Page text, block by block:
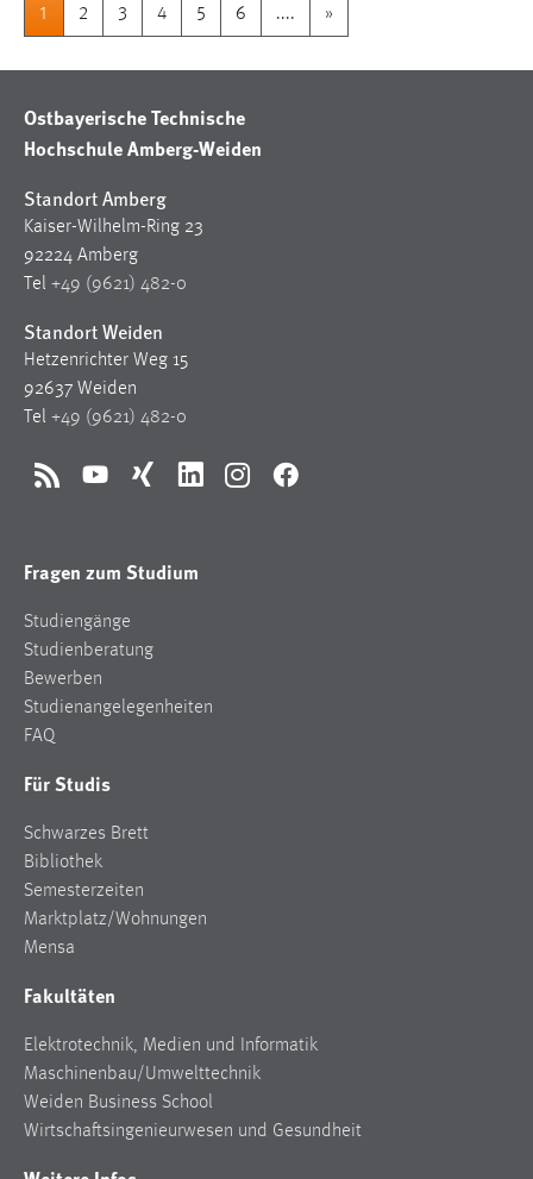
1 2 3 4 5 6 .... »
Ostbayerische Technische
Hochschule Amberg-Weiden
Standort Amberg
Kaiser-Wilhelm-Ring 23
92224 Amberg
Tel +49 (9621) 482-0
Standort Weiden
Hetzenrichter Weg 15
92637 Weiden
Tel +49 (9621) 482-0
RSS YouTubeXing LinkedInInstagramFacebook
Fragen zum Studium
Studiengänge
Studienberatung
Bewerben
Studienangelegenheiten
FAQ
Für Studis
Schwarzes Brett
Bibliothek
Semesterzeiten
Marktplatz/Wohnungen
Mensa
Fakultäten
Elektrotechnik, Medien und Informatik
Maschinenbau/Umwelttechnik
Weiden Business School
Wirtschaftsingenieurwesen und Gesundheit